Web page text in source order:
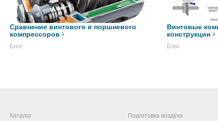
Сравнение винтового и поршневого
компрессоров
Блог
Винтовые
конструкции
Блог
Каталог
Подготовка воздуха